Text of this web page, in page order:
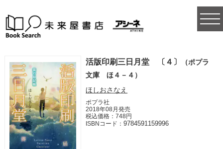
活版印刷三日月堂 〔４〕
（ポプラ
文庫 ほ４－４）
ほしおさなえ
ポプラ社
2018年08月発売
税込価格：748円
ISBNコード：9784591159996